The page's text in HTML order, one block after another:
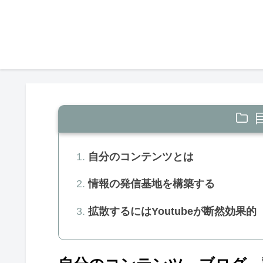
自分のコンテンツとは
情報の発信基地を構築する
拡散するにはYoutubeが断然効果的